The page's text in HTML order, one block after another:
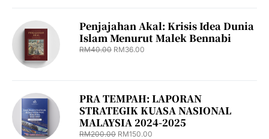
Penjajahan Akal: Krisis Idea Dunia
Islam Menurut Malek Bennabi
RM40.00 RM36.00
PRA TEMPAH: LAPORAN
STRATEGIK KUASA NASIONAL
MALAYSIA 2024-2025
RM200.00 RM150.00